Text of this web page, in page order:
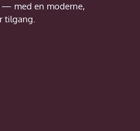
med en moderne,
tilgang.